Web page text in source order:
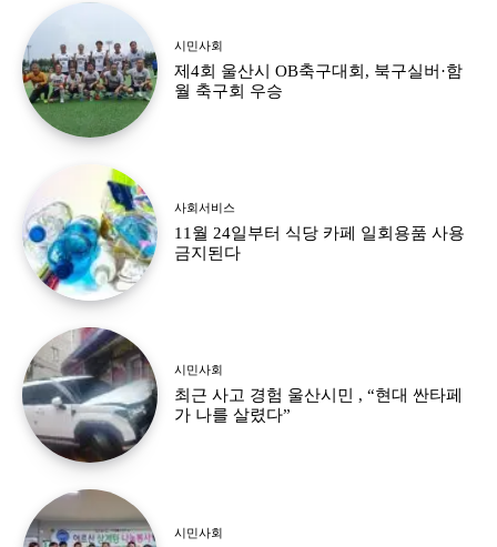
시민사회
제4회 울산시 OB축구대회, 북구실버·함
월 축구회 우승
사회서비스
11월 24일부터 식당 카페 일회용품 사용
금지된다
시민사회
최근 사고 경험 울산시민 , “현대 싼타페
가 나를 살렸다”
시민사회